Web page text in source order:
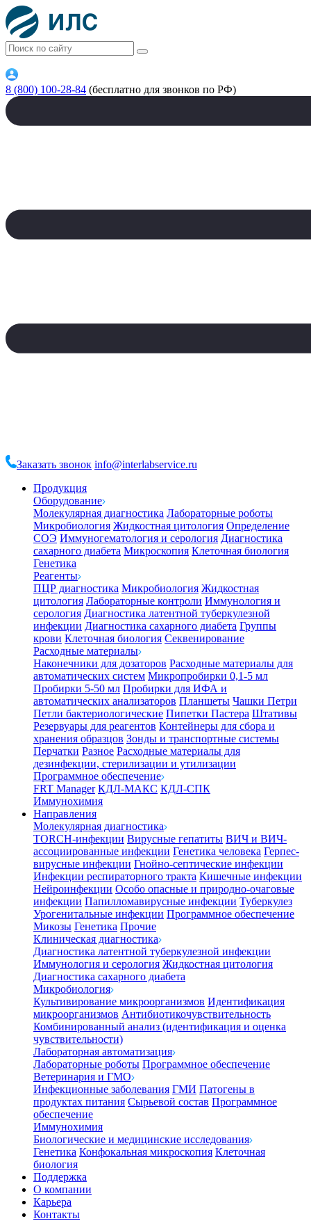
8 (800) 100-28-84 (бесплатно для звонков по РФ)
Заказать звонок info@interlabservice.ru
Продукция
Оборудование
Молекулярная диагностика Лабораторные роботы
Микробиология Жидкостная цитология Определение
СОЭ Иммуногематология и серология Диагностика
сахарного диабета Микроскопия Клеточная биология
Генетика
Реагенты
ПЦР диагностика Микробиология Жидкостная
цитология Лабораторные контроли Иммунология и
серология Диагностика латентной туберкулезной
инфекции Диагностика сахарного диабета Группы
крови Клеточная биология Секвенирование
Расходные материалы
Наконечники для дозаторов Расходные материалы для
автоматических систем Микропробирки 0,1-5 мл
Пробирки 5-50 мл Пробирки для ИФА и
автоматических анализаторов Планшеты Чашки Петри
Петли бактериологические Пипетки Пастера Штативы
Резервуары для реагентов Контейнеры для сбора и
хранения образцов Зонды и транспортные системы
Перчатки Разное Расходные материалы для
дезинфекции, стерилизации и утилизации
Программное обеспечение
FRT Manager КДЛ-МАКС КДЛ-СПК
Иммунохимия
Направления
Молекулярная диагностика
TORCH-инфекции Вирусные гепатиты ВИЧ и ВИЧ-
ассоциированные инфекции Генетика человека Герпес-
вирусные инфекции Гнойно-септические инфекции
Инфекции респираторного тракта Кишечные инфекции
Нейроинфекции Особо опасные и природно-очаговые
инфекции Папилломавирусные инфекции Туберкулез
Урогенитальные инфекции Программное обеспечение
Микозы Генетика Прочие
Клиническая диагностика
Диагностика латентной туберкулезной инфекции
Иммунология и серология Жидкостная цитология
Диагностика сахарного диабета
Микробиология
Культивирование микроорганизмов Идентификация
микроорганизмов Антибиотикочувствительность
Комбинированный анализ (идентификация и оценка
чувствительности)
Лабораторная автоматизация
Лабораторные роботы Программное обеспечение
Ветеринария и ГМО
Инфекционные заболевания ГМИ Патогены в
продуктах питания Сырьевой состав Программное
обеспечение
Иммунохимия
Биологические и медицинские исследования
Генетика Конфокальная микроскопия Клеточная
биология
Поддержка
О компании
Карьера
Контакты